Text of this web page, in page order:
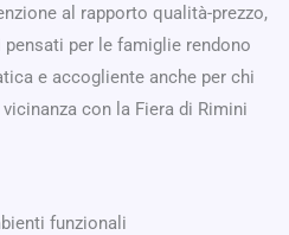
al rapporto qualità-prezzo,
per le famiglie rendono
e accogliente anche per chi
con la Fiera di Rimini
funzionali